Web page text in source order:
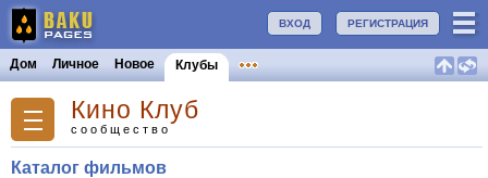
РЕГИСТРАЦИЯ
ВХОД
Дом Личное Новое Клубы
Кино Клуб
сообщество
Каталог фильмов